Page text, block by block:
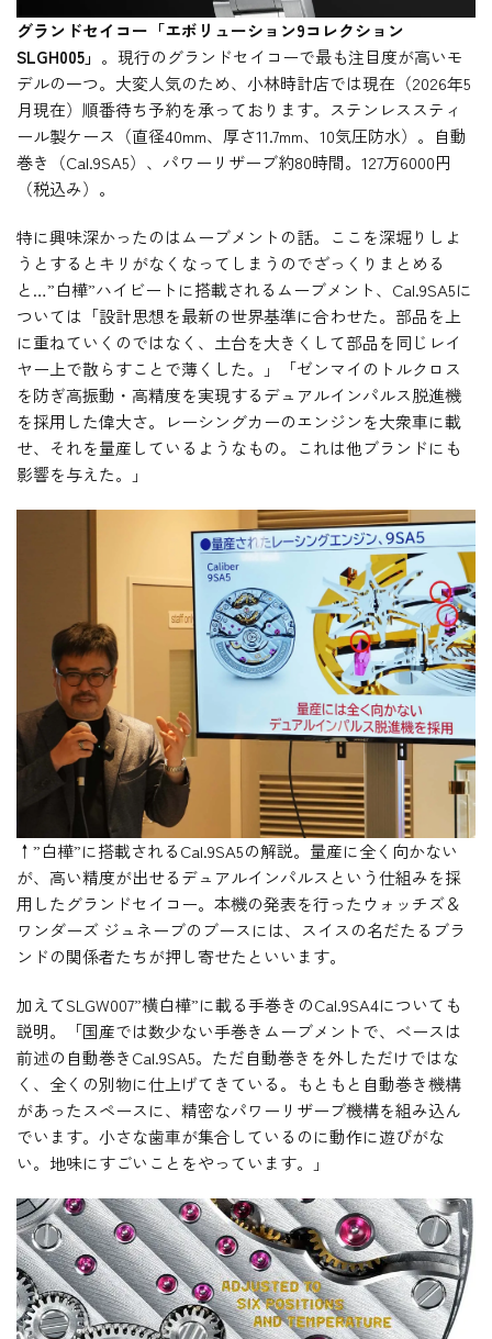
グランドセイコー「エボリューション9コレクション
SLGH005」 。現行のグランドセイコーで最も注目度が高いモ
デルの一つ。大変人気のため、小林時計店では現在（2026年5
月現在）順番待ち予約を承っております。ステンレススティ
ール製ケース（直径40mm、厚さ11.7mm、10気圧防水）。自動
巻き（Cal.9SA5）、パワーリザーブ約80時間。127万6000円
（税込み）。
特に興味深かったのはムーブメントの話。ここを深堀りしよ
うとするとキリがなくなってしまうのでざっくりまとめる
と…”白樺”ハイビートに搭載されるムーブメント、Cal.9SA5に
ついては「設計思想を最新の世界基準に合わせた。部品を上
に重ねていくのではなく、土台を大きくして部品を同じレイ
ヤー上で散らすことで薄くした。」「ゼンマイのトルクロス
を防ぎ高振動・高精度を実現するデュアルインパルス脱進機
を採用した偉大さ。レーシングカーのエンジンを大衆車に載
せ、それを量産しているようなもの。これは他ブランドにも
影響を与えた。」
↑”白樺”に搭載されるCal.9SA5の解説。量産に全く向かない
が、高い精度が出せるデュアルインパルスという仕組みを採
用したグランドセイコー。本機の発表を行ったウォッチズ＆
ワンダーズ ジュネーブのブースには、スイスの名だたるブラ
ンドの関係者たちが押し寄せたといいます。
加えてSLGW007”横白樺”に載る手巻きのCal.9SA4についても
説明。「国産では数少ない手巻きムーブメントで、ベースは
前述の自動巻きCal.9SA5。ただ自動巻きを外しただけではな
く、全くの別物に仕上げてきている。もともと自動巻き機構
があったスペースに、精密なパワーリザーブ機構を組み込ん
でいます。小さな歯車が集合しているのに動作に遊びがな
い。地味にすごいことをやっています。」